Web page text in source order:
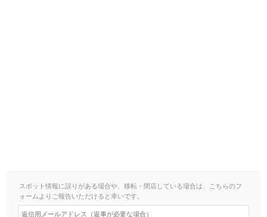
スポット情報に誤りがある場合や、移転・閉店している場合は、こちらのフ
ォームよりご報告いただけると幸いです。